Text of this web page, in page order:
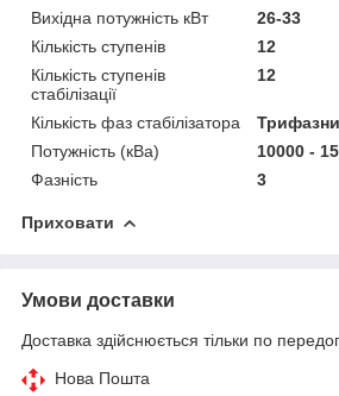
Вихідна потужність кВт
26-33
Кількість ступенів
12
Кількість ступенів
стабілізації
12
Кількість фаз стабілізатора
Потужність (кВа)
10000 -
Фазність
3
Приховати
Умови доставки
Доставка здійснюється тільки по
Нова Пошта